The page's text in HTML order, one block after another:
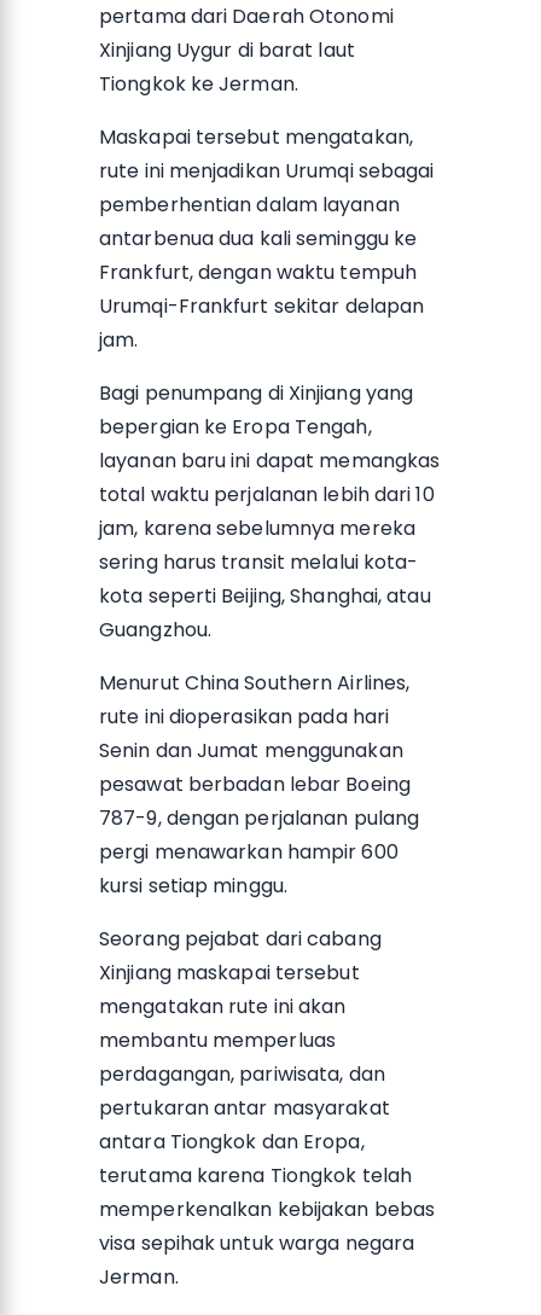
pertama dari Daerah Otonomi
Xinjiang Uygur di barat laut
Tiongkok ke Jerman.
Maskapai tersebut mengatakan,
rute ini menjadikan Urumqi sebagai
pemberhentian dalam layanan
antarbenua dua kali seminggu ke
Frankfurt, dengan waktu tempuh
Urumqi-Frankfurt sekitar delapan
jam.
Bagi penumpang di Xinjiang yang
bepergian ke Eropa Tengah,
layanan baru ini dapat memangkas
total waktu perjalanan lebih dari 10
jam, karena sebelumnya mereka
sering harus transit melalui kota-
kota seperti Beijing, Shanghai, atau
Guangzhou.
Menurut China Southern Airlines,
rute ini dioperasikan pada hari
Senin dan Jumat menggunakan
pesawat berbadan lebar Boeing
787-9, dengan perjalanan pulang
pergi menawarkan hampir 600
kursi setiap minggu.
Seorang pejabat dari cabang
Xinjiang maskapai tersebut
mengatakan rute ini akan
membantu memperluas
perdagangan, pariwisata, dan
pertukaran antar masyarakat
antara Tiongkok dan Eropa,
terutama karena Tiongkok telah
memperkenalkan kebijakan bebas
visa sepihak untuk warga negara
Jerman.